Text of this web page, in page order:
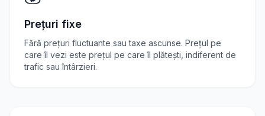
Prețuri fixe
Fără prețuri fluctuante sau taxe ascunse. Prețul pe
care îl vezi este prețul pe care îl plătești, indiferent de
trafic sau întârzieri.